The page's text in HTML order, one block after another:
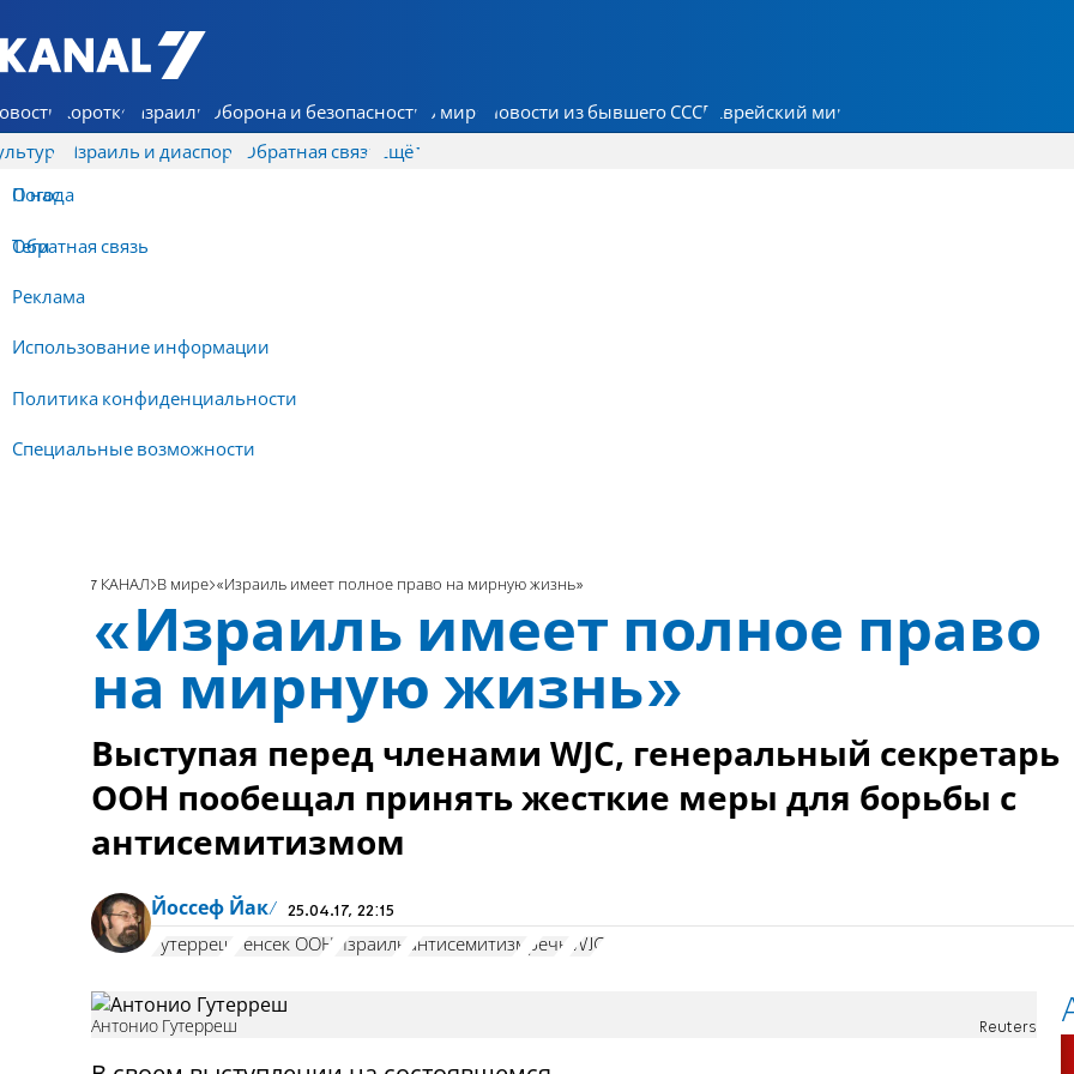
7 КАНАЛ - Аруц Шева
Коротко Израиль Оборона и безопасность В мире Новости из бывшего СССР Еврейский мир
Израиль и диаспора Обратная связь
О нас
Обратная связь
Реклама
Использование информации
Политика конфиденциальности
Специальные возможности
Ещё
Погода
Теги
7 КАНАЛ В мире «Израиль имеет полное право на мирную жизнь»
«Израиль имеет полное право
на мирную жизнь»
Выступая перед членами WJC, генеральный секретарь
ООН пообещал принять жесткие меры для борьбы с
антисемитизмом
Йоссеф Йак 25.04.17, 22:15
Гутерреш Генсек ООН Израиль антисемитизм речь WJC
Антонио Гутерреш Reuters